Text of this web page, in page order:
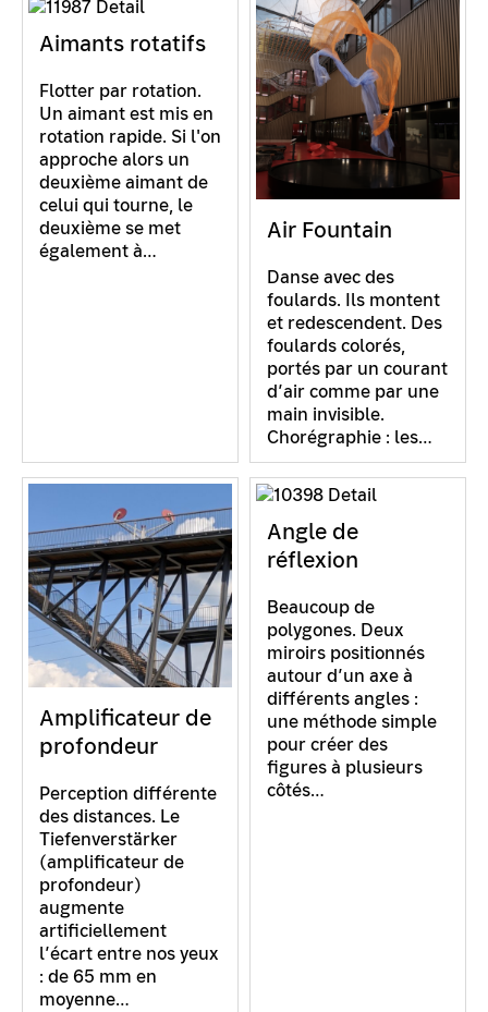
Aimants rotatifs
Flotter par rotation.
Un aimant est mis en
rotation rapide. Si l'on
approche alors un
deuxième aimant de
celui qui tourne, le
deuxième se met
également à…
Air Fountain
Danse avec des
foulards. Ils montent
et redescendent. Des
foulards colorés,
portés par un courant
d’air comme par une
main invisible.
Chorégraphie : les…
Amplificateur de
profondeur
Perception différente
des distances. Le
Tiefenverstärker
(amplificateur de
profondeur)
augmente
artificiellement
l’écart entre nos yeux
: de 65 mm en
moyenne…
Angle de
réflexion
Beaucoup de
polygones. Deux
miroirs positionnés
autour d’un axe à
différents angles :
une méthode simple
pour créer des
figures à plusieurs
côtés…